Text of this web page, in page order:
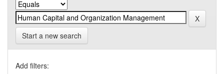
Start a new search
Add filters: